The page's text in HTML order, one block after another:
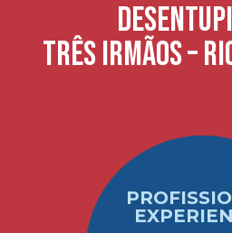
três irmãos –